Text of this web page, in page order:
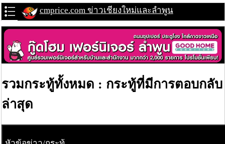
cmprice.com ข่าวเชียงใหม่และลำพูน
รวมกระทู้ทั้งหมด : กระทู้ที่มีการตอบกลับ
ล่าสุด